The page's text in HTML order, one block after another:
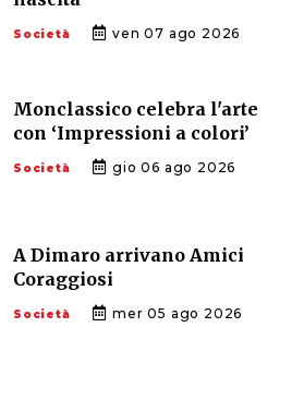
Società ven 07 ago 2026
Monclassico celebra l'arte
con ‘Impressioni a colori’
Società gio 06 ago 2026
A Dimaro arrivano Amici
Coraggiosi
Società mer 05 ago 2026